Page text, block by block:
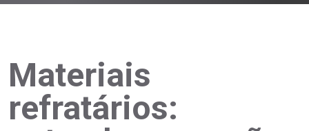
Materiais
refratários: